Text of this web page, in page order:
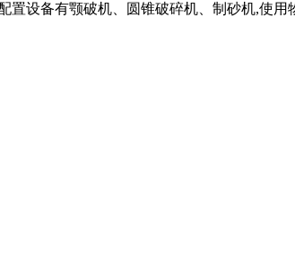
置设备有颚破机、圆锥破碎机、制砂机,使